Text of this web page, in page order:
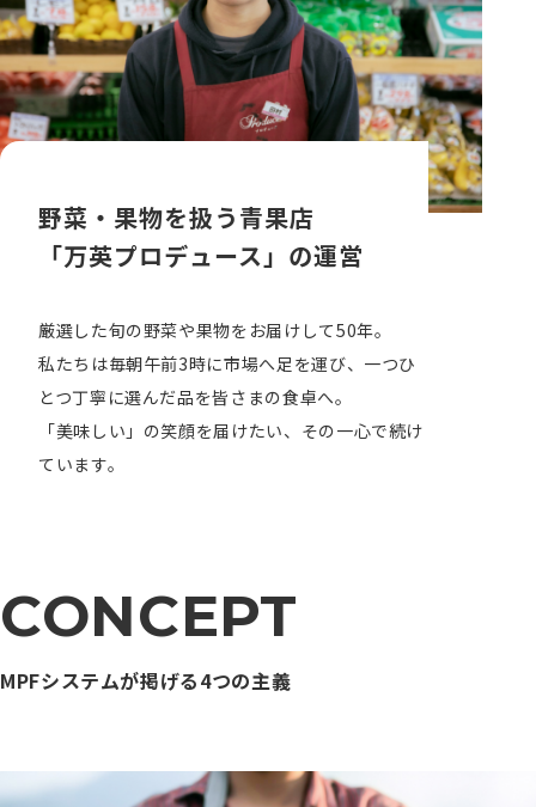
野菜・果物を扱う青果店
「万英プロデュース」の運営
厳選した旬の野菜や果物をお届けして50年。
私たちは毎朝午前3時に市場へ足を運び、一つひ
とつ丁寧に選んだ品を皆さまの食卓へ。
「美味しい」の笑顔を届けたい、その一心で続け
ています。
CONCEPT
MPFシステムが掲げる4つの主義